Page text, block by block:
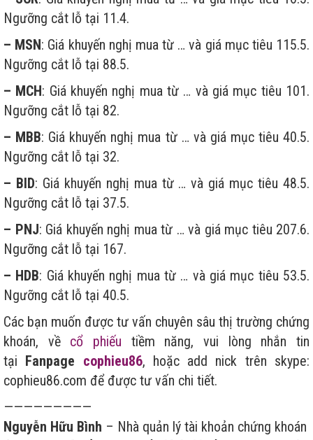
Ngưỡng cắt lỗ tại 11.4.
– MSN: Giá khuyến nghị mua từ … và giá mục tiêu 115.5.
Ngưỡng cắt lỗ tại 88.5.
– MCH: Giá khuyến nghị mua từ … và giá mục tiêu 101.
Ngưỡng cắt lỗ tại 82.
– MBB: Giá khuyến nghị mua từ … và giá mục tiêu 40.5.
Ngưỡng cắt lỗ tại 32.
– BID: Giá khuyến nghị mua từ … và giá mục tiêu 48.5.
Ngưỡng cắt lỗ tại 37.5.
– PNJ: Giá khuyến nghị mua từ … và giá mục tiêu 207.6.
Ngưỡng cắt lỗ tại 167.
– HDB: Giá khuyến nghị mua từ … và giá mục tiêu 53.5.
Ngưỡng cắt lỗ tại 40.5.
Các bạn muốn được tư vấn chuyên sâu thị trường chứng
khoán, về cổ phiếu tiềm năng, vui lòng nhắn tin
tại Fanpage cophieu86, hoặc add nick trên skype:
cophieu86.com để được tư vấn chi tiết.
—————————
Nguyễn Hữu Bình – Nhà quản lý tài khoản chứng khoán